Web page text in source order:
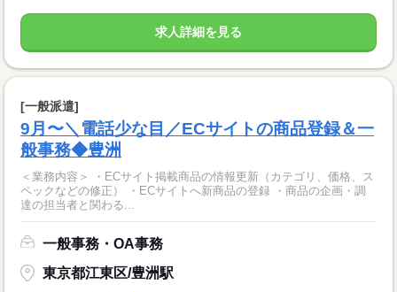
求人詳細を見る
[一般派遣]
9月〜＼電話少な目／ECサイトの商品登録＆一
般事務◆豊洲
＜業務内容＞ ・ECサイト掲載商品の情報更新（カテゴリ、価格、ス
ペックなどの修正） ・ECサイトへ新商品の登録 ・商品の企画・調
達の担当者と関わる...
一般事務・OA事務
東京都江東区/豊洲駅